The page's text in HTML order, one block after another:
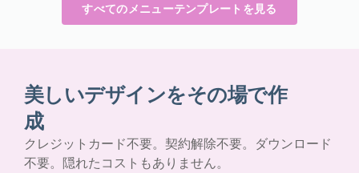
すべてのメニューテンプレートを見る
美しいデザインをその場で作
成
クレジットカード不要。契約解除不要。ダウンロード
不要。隠れたコストもありません。